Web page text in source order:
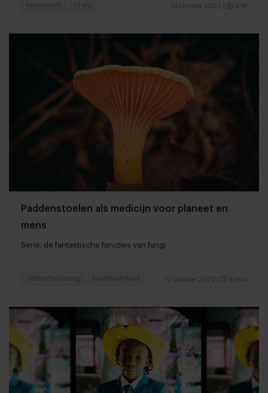
13 oktober 2022 4:18
Restaurants Chefs
Paddenstoelen als medicijn voor planeet en
mens
Serie: de fantastische functies van fungi
12 oktober 2022 4 min
Gezondheidszorg Duurzaamheid